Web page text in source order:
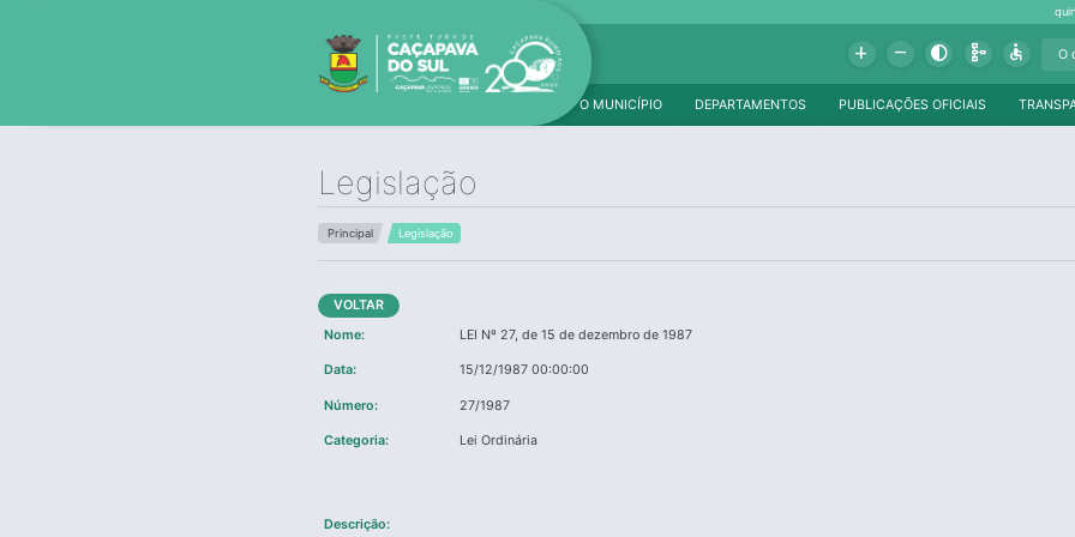
Add Remove Contrast Schema Accessible
PUBLICAÇÕES OFICIAIS
DEPARTAMENTOS
O MUNICÍPIO
Legislação
Principal Legislação
VOLTAR
Nome:
LEI Nº 27, de 15 de dezembro de 1987
Data: 15/12/1987 00:00:00
Número: 27/1987
Categoria: Lei Ordinária
Descrição: